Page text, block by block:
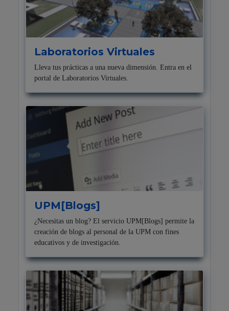
Laboratorios Virtuales
Lleva tus prácticas a una nueva dimensión. Entra en el
portal de Laboratorios Virtuales.
UPM[Blogs]
¿Necesitas un blog? El servicio UPM[Blogs] permite la
creación de blogs al personal de la UPM con fines
educativos y de investigación.